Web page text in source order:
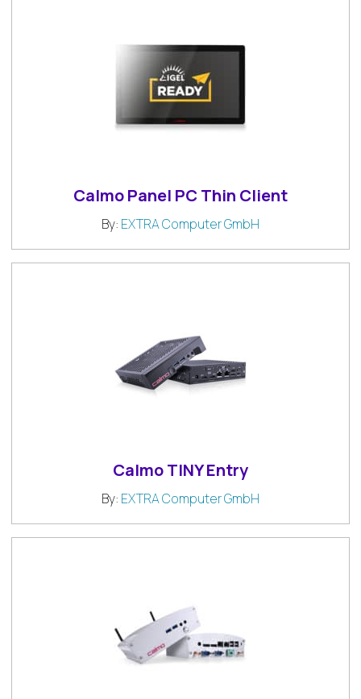
Calmo Panel PC Thin Client
By: EXTRA Computer GmbH
Calmo TINY Entry
By: EXTRA Computer GmbH